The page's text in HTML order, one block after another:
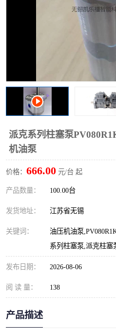
派克系列柱塞泵
机油泵
价格： 666.00 元/台 起
产品数量： 100.00台
发货地址： 江苏省无锡
关键词：
油压机油泵
系列柱塞泵,派克柱塞
发布日期： 2026-08-06
阅 读 量： 138
产品描述